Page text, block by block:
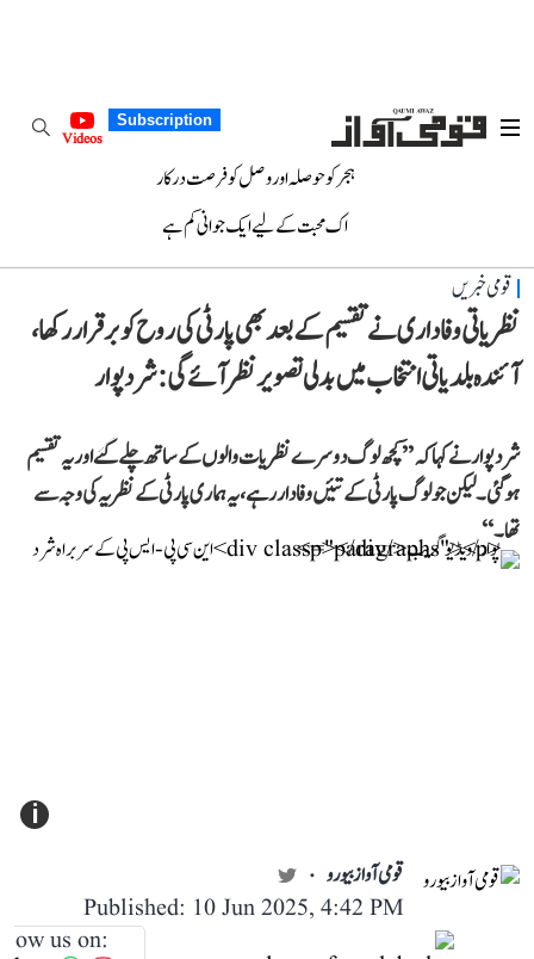
Subscription
Videos
ہجر کو حوصلہ اور وصل کو فرصت درکار
اک محبت کے لیے ایک جوانی کم ہے
قومی خبریں
نظریاتی وفاداری نے تقسیم کے بعد بھی پارٹی کی روح کو برقرار رکھا،
آئندہ بلدیاتی انتخاب میں بدلی تصویر نظر آئے گی: شرد پوار
شرد پوار نے کہا کہ ’’کچھ لوگ دوسرے نظریات والوں کے ساتھ چلے گئے اور یہ تقسیم
ہو گئی۔ لیکن جو لوگ پارٹی کے تئیں وفادار رہے، یہ ہماری پارٹی کے نظریہ کی وجہ سے
تھا۔‘‘
i
قومی آواز بیورو
Published: 10 Jun 2025, 4:42 PM
us on: